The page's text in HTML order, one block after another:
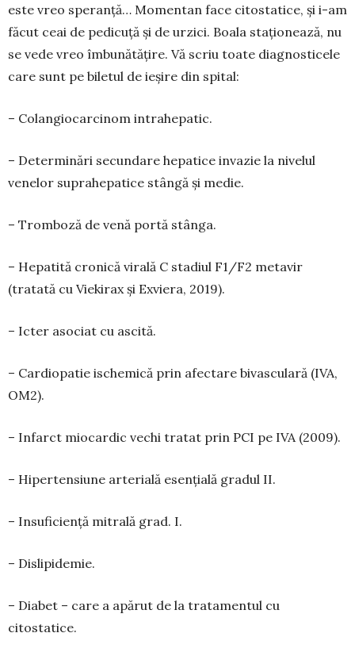
este vreo spe­ranță… Momentan face citostatice, și i-am
făcut ceai de pedicuță și de urzici. Boala staționează, nu
se vede vreo îmbunătățire. Vă scriu toate diagnosticele
care sunt pe biletul de ieșire din spital:
– Colangiocarcinom intrahepatic.
– Determinări secundare hepatice invazie la nivelul
venelor suprahepatice stângă și medie.
– Tromboză de venă portă stânga.
– Hepatită cronică virală C stadiul F1/F2 me­tavir
(tratată cu Viekirax și Exvie­ra, 2019).
– Icter asociat cu ascită.
– Cardiopatie ischemică prin afectare bivasculară (IVA,
OM2).
– Infarct miocardic vechi tratat prin PCI pe IVA (2009).
– Hipertensiune arterială esen­țială gradul II.
– Insuficiență mitrală grad. I.
– Dislipidemie.
– Diabet – care a apărut de la tratamentul cu
citostatice.